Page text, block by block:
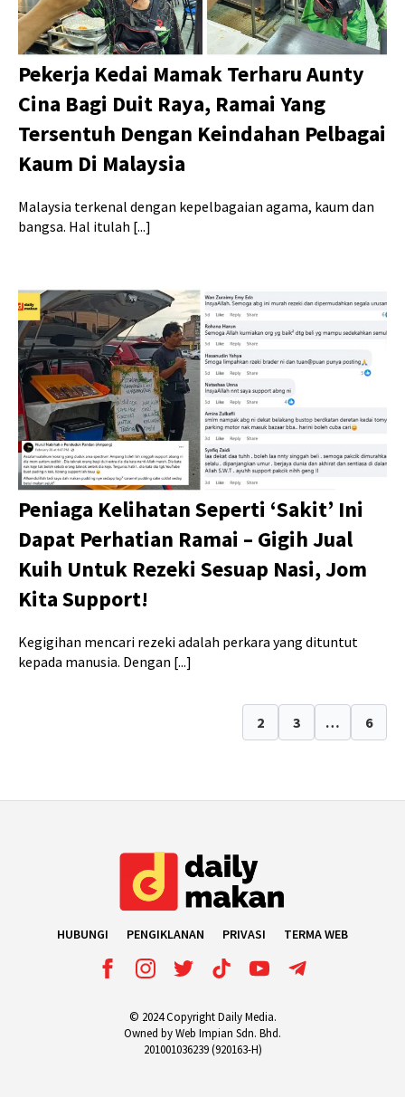
Pekerja Kedai Mamak Terharu Aunty
Cina Bagi Duit Raya, Ramai Yang
Tersentuh Dengan Keindahan Pelbagai
Kaum Di Malaysia
Malaysia terkenal dengan kepelbagaian agama, kaum dan
bangsa. Hal itulah [...]
Peniaga Kelihatan Seperti ‘Sakit’ Ini
Dapat Perhatian Ramai – Gigih Jual
Kuih Untuk Rezeki Sesuap Nasi, Jom
Kita Support!
Kegigihan mencari rezeki adalah perkara yang dituntut
kepada manusia. Dengan [...]
2 3 … 6
HUBUNGI PENGIKLANAN PRIVASI TERMA WEB
© 2024 Copyright Daily Media.
Owned by Web Impian Sdn. Bhd.
201001036239 (920163-H)